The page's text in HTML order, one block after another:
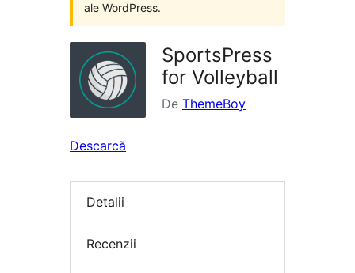
ale WordPress.
SportsPress
for Volleyball
De ThemeBoy
Descarcă
Detalii
Recenzii